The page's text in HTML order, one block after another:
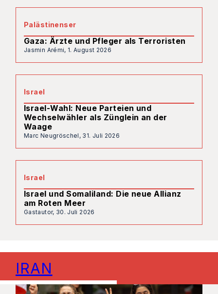
Palästinenser
Gaza: Ärzte und Pfleger als Terroristen
Jasmin Arémi, 1. August 2026
Israel
Israel-Wahl: Neue Parteien und
Wechselwähler als Zünglein an der
Waage
Marc Neugröschel, 31. Juli 2026
Israel
Israel und Somaliland: Die neue Allianz
am Roten Meer
Gastautor, 30. Juli 2026
IRAN